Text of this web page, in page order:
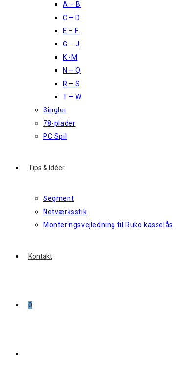
A – B
C – D
E – F
G – J
K -M
N – Q
R – S
T – W
Singler
78-plader
PC Spil
Tips & Idéer
Segment
Netværksstik
Monteringsvejledning til Ruko kasselås
Kontakt
0